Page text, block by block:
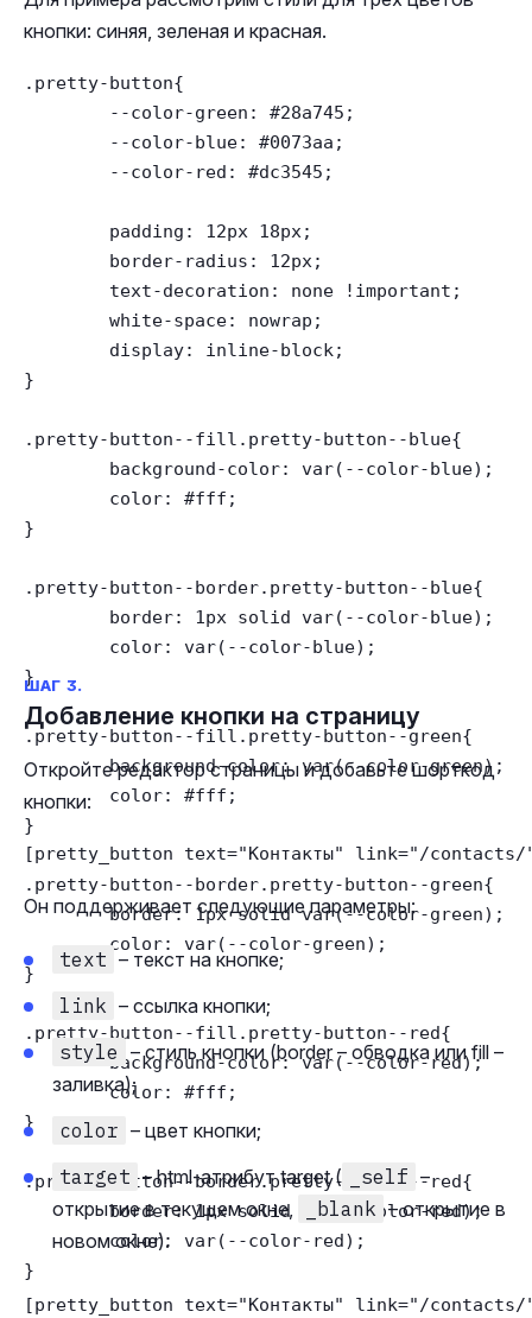
кнопки: синяя, зеленая и красная.
.pretty-button{
}
.pretty-button--fill.pretty-button--blue{
}
.pretty-button--border.pretty-button--blue{
}
.pretty-button--fill.pretty-button--green{
	background-color: var(--color-green);
	color: #fff;
}
.pretty-button--border.pretty-button--green{
	border: 1px solid var(--color-green);
}
.pretty-button--fill.pretty-button--red{
	background-color: var(--color-red);
	color: #fff;
}
.pretty-button--border.pretty-button--red{
	border: 1px solid var(--color-red);
	color: var(--color-red);
}
ШАГ 3.
Добавление кнопки на страницу
Откройте редактор страницы и добавьте шорткод
кнопки:
[pretty_button text="Контакты" link="/
Он поддерживает следующие параметры:
text – текст на кнопке;
link – ссылка кнопки;
style – стиль кнопки (border – обводка или fill –
заливка);
color – цвет кнопки;
target – html-атрибут target ( _self –
открытие в текущем окне,
_blank – открытие в
новом окне).
[pretty_button text="Контакты" link="/